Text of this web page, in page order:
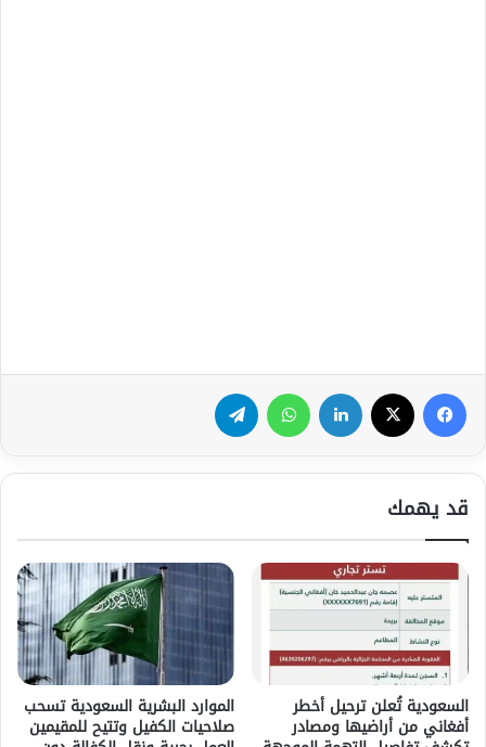
فيسبوك لينكدإن واتساب
قد يهمك
السعودية تُعلن ترحيل أخطر
أفغاني من أراضيها ومصادر
الموارد البشرية السعودية تسحب
صلاحيات الكفيل وتتيح للمقيمين